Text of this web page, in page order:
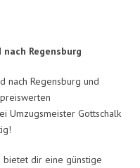
nach Regensburg
nach Regensburg und
Umzugsmeister Gottschalk
bietet dir eine günstige